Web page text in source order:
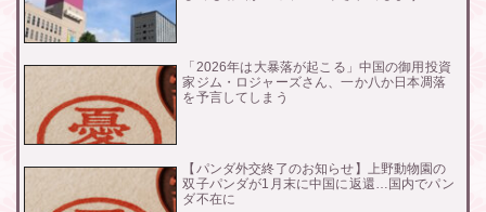
「2026年は大暴落が起こる」中国の御用投資
家ジム・ロジャーズさん、一か八か日本凋落
を予言してしまう
【パンダ外交終了のお知らせ】上野動物園の
双子パンダが1月末に中国に返還…国内でパン
ダ不在に